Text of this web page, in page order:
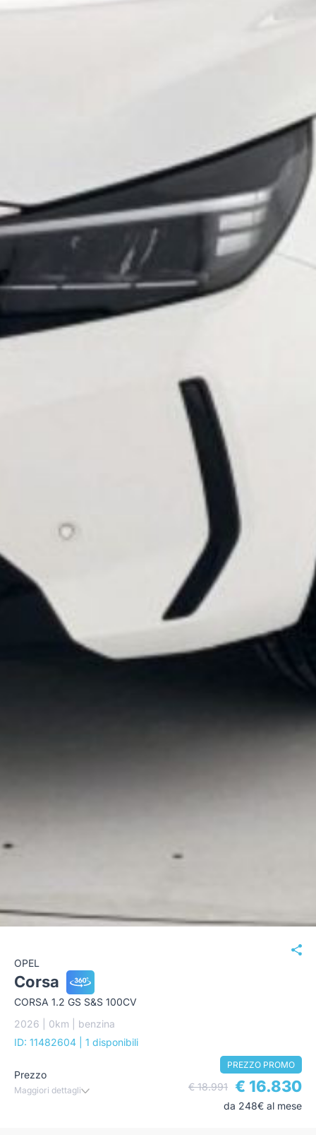
OPEL
Corsa
CORSA 1.2 GS S&S 100CV
2026 | 0km | benzina
ID: 11482604
| 1 disponibili
Prezzo
Maggiori dettagli
PREZZO PROMO
€ 18.991 € 16.830
da 248€ al mese